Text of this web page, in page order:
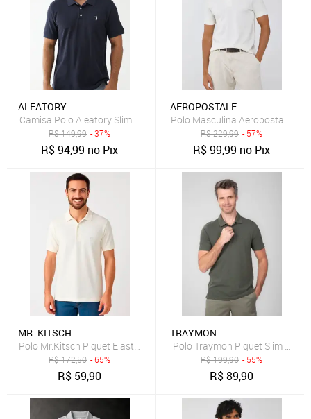
ALEATORY
Camisa Polo Aleatory Slim Logo Bordado Azul-Marinho
R$149,99 - 37%
R$94,99 no Pix
AEROPOSTALE
Polo Masculina Aeropostale
R$229,99 - 57%
R$99,99 no Pix
MR. KITSCH
Polo Mr.Kitsch Piquet Elastano Off White
R$172,50 - 65%
R$ 59,90
TRAYMON
Polo Traymon Piquet Slim
R$199,90 - 55%
R$89,90